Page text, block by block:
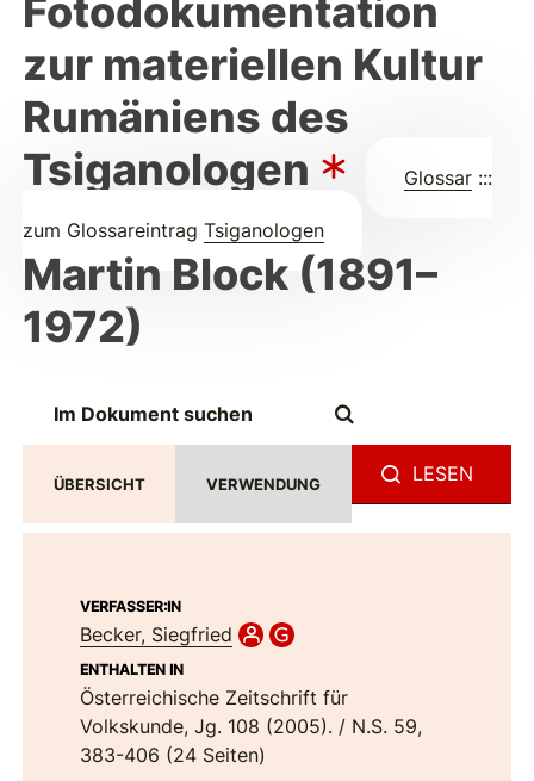
Fotodokumentation
zur materiellen Kultur
Rumäniens des
Tsiganologen
Glossar :::
zum Glossareintrag Tsiganologen
Martin Block (1891–
1972)
ÜBERSICHT VERWENDUNG LESEN
VERFASSER:IN
Becker, Siegfried
ENTHALTEN IN
Österreichische Zeitschrift für
Volkskunde, Jg. 108 (2005). / N.S. 59,
383-406 (24 Seiten)